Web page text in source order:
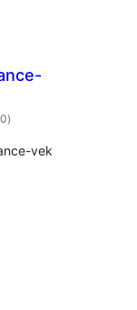
evaluación
total
)
vek